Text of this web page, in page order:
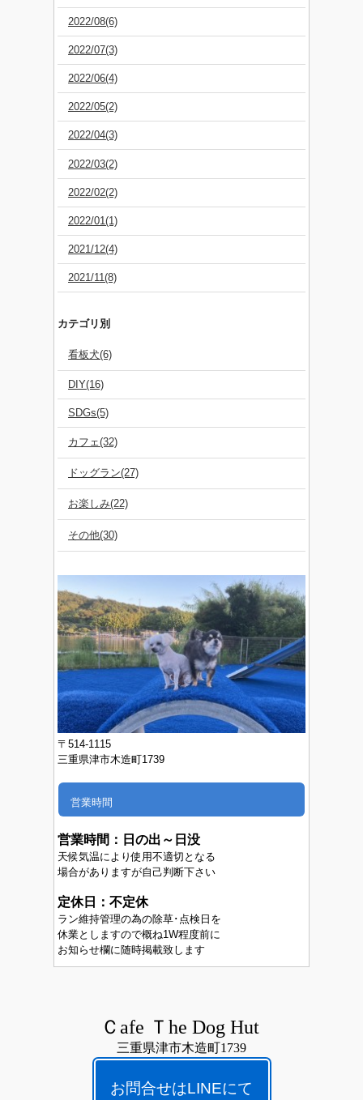
2022/08(6)
2022/07(3)
2022/06(4)
2022/05(2)
2022/04(3)
2022/03(2)
2022/02(2)
2022/01(1)
2021/12(4)
2021/11(8)
カテゴリ別
看板犬(6)
DIY(16)
SDGs(5)
カフェ(32)
ドッグラン(27)
お楽しみ(22)
その他(30)
〒514-1115
三重県津市木造町1739
営業時間
営業時間： 日の出～日没
天候気温により使用不適切となる
場合がありますが自己判断下さい
定休日：不定休
ラン維持管理の為の除草･点検日を
休業としますので概ね1W程度前に
お知らせ欄に随時掲載致します
Ｃafe Ｔhe Dog Hut
三重県津市木造町1739
お問合せはLINEにて